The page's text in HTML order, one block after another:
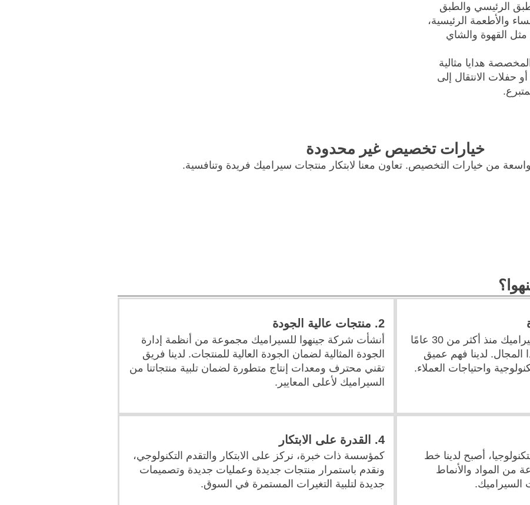
الرئيسي والطبق
والأطعمة الرئيسية،
مثل القهوة والشاي
هدايا مثالية
حفلات الانتقال إلى
خيارات تخصيص غير محدودة
من خيارات التخصيص. تعاون معنا لابتكار منتجات سيراميك فريدة وتنافسية.
نحن نعمل في مجال تصنيع السيراميك منذ أكثر من 30 عامًا
المجال. لدينا فهم عميق
واحتياجات العملاء.
2. منتجات عالية الجودة
أنشأت شركة جينهوا للسيراميك مجموعة من أنظمة إدارة
الجودة المثالية لضمان الجودة العالية للمنتجات. لدينا فريق
تقني محترف ومعدات إنتاج متطورة لضمان تلبية منتجاتنا من
السيراميك لأعلى المعايير.
أصبح لدينا خط
من المواد والأنماط
السيراميك.
4. القدرة على الابتكار
كمؤسسة ذات خبرة، نركز على الابتكار والتقدم التكنولوجي،
ونقدم باستمرار منتجات جديدة وعمليات جديدة وتصميمات
جديدة لتلبية التغيرات المستمرة في السوق.